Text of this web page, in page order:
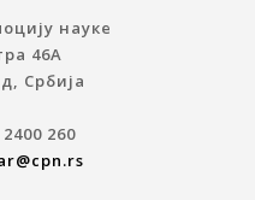
науке
46A
Србија
260